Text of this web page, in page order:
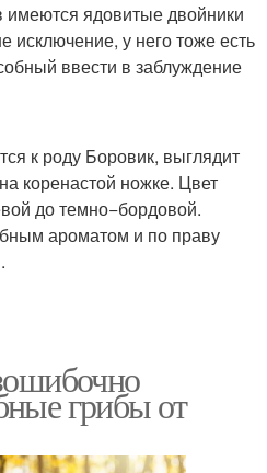
имеются ядовитые двойники
исключение, у него тоже есть
ввести в заблуждение
к роду Боровик, выглядит
коренастой ножке. Цвет
до темно−бордовой.
ароматом и по праву
грибы от